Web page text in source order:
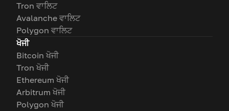
Tron ਵਾਲਿਟ
Avalanche ਵਾਲਿਟ
Polygon ਵਾਲਿਟ
ਖੋਜੀ
Bitcoin ਖੋਜੀ
Tron ਖੋਜੀ
Ethereum ਖੋਜੀ
Arbitrum ਖੋਜੀ
Polygon ਖੋਜੀ